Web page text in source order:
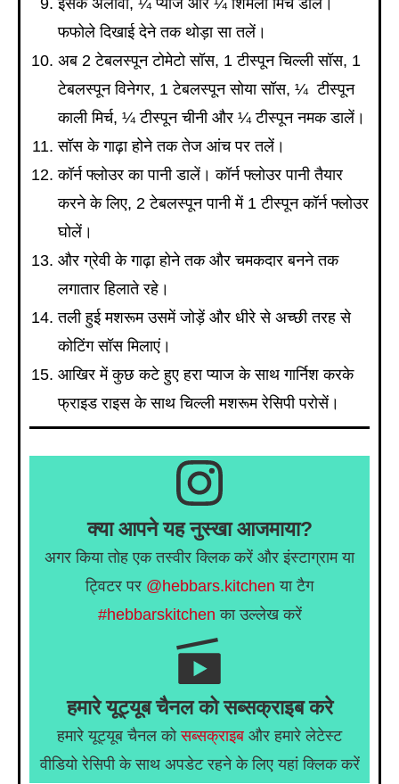
फफोले दिखाई देने तक थोड़ा सा तलें।
अब 2 टेबलस्पून टोमेटो सॉस, 1 टीस्पून चिल्ली सॉस, 1
टेबलस्पून विनेगर, 1 टेबलस्पून सोया सॉस, ¼ टीस्पून
काली मिर्च, ¼ टीस्पून चीनी और ¼ टीस्पून नमक डालें।
सॉस के गाढ़ा होने तक तेज आंच पर तलें।
कॉर्न फ्लोउर का पानी डालें। कॉर्न फ्लोउर पानी तैयार
करने के लिए, 2 टेबलस्पून पानी में 1 टीस्पून कॉर्न फ्लोउर
घोलें।
और ग्रेवी के गाढ़ा होने तक और चमकदार बनने तक
लगातार हिलाते रहे।
तली हुई मशरूम उसमें जोड़ें और धीरे से अच्छी तरह से
कोटिंग सॉस मिलाएं।
आखिर में कुछ कटे हुए हरा प्याज के साथ गार्निश करके
फ्राइड राइस के साथ चिल्ली मशरूम रेसिपी परोसें।
क्या आपने यह नुस्खा आजमाया?
अगर किया तोह एक तस्वीर क्लिक करें और इंस्टाग्राम या
ट्विटर पर @hebbars.kitchen या टैग
#hebbarskitchen का उल्लेख करें
हमारे यूट्यूब चैनल को सब्सक्राइब करे
हमारे यूट्यूब चैनल कोसब्सक्राइब और हमारे लेटेस्ट
वीडियो रेसिपी के साथ अपडेट रहने के लिए यहां क्लिक करें